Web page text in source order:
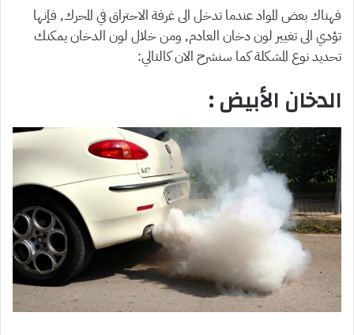
فهناك بعض المواد عندما تدخل الى غرفة الاحتراق في المحرك, فإنها
تؤدي الى تغيير لون دخان العادم, ومن خلال لون الدخان يمكنك
تحديد نوع المشكلة كما سنشرح الان كالتالي:
الدخان الأبيض :